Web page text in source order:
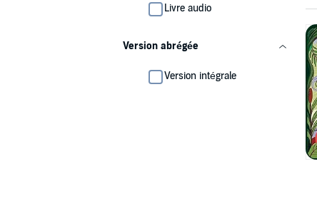
Livre audio
Version abrégée
Version intégrale